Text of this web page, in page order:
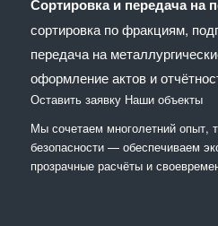
Сортировка и передача на
сортировка по фракциям,
передача на
оформление актов и
Оставить заявку Наши объекты
Мы сочетaем многолетний опыт,
безопасности — обеспечиваем
прозрачные расчёты и